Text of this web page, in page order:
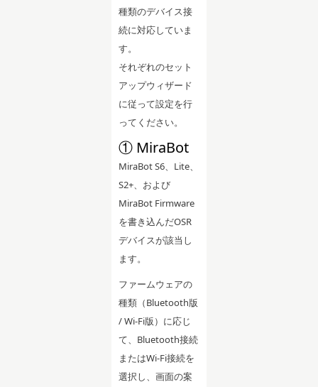
種類のデバイス接
続に対応していま
す。
それぞれのセット
アップウィザード
に従って設定を行
ってください。
① MiraBot
MiraBot S6、Lite、
S2+、および
MiraBot Firmware
を書き込んだOSR
デバイスが該当し
ます。
ファームウェアの
種類（Bluetooth版
/ Wi-Fi版）に応じ
て、Bluetooth接続
またはWi-Fi接続を
選択し、画面の案